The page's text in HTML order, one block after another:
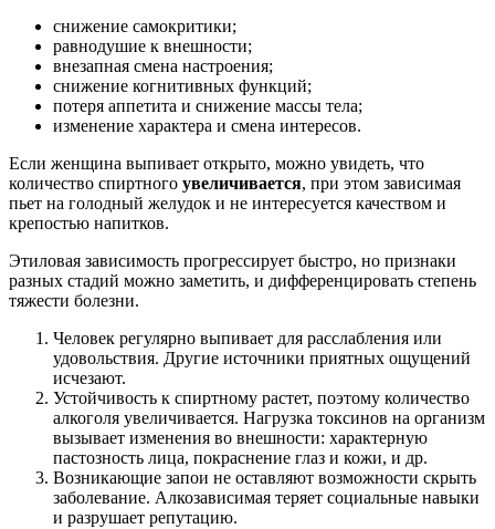
снижение самокритики;
равнодушие к внешности;
внезапная смена настроения;
снижение когнитивных функций;
потеря аппетита и снижение массы тела;
изменение характера и смена интересов.
Если женщина выпивает открыто, можно увидеть, что
количество спиртного увеличивается, при этом зависимая
пьет на голодный желудок и не интересуется качеством и
крепостью напитков.
Этиловая зависимость прогрессирует быстро, но признаки
разных стадий можно заметить, и дифференцировать степень
тяжести болезни.
Человек регулярно выпивает для расслабления или
удовольствия. Другие источники приятных ощущений
исчезают.
Устойчивость к спиртному растет, поэтому количество
алкоголя увеличивается. Нагрузка токсинов на организм
вызывает изменения во внешности: характерную
пастозность лица, покраснение глаз и кожи, и др.
Возникающие запои не оставляют возможности скрыть
заболевание. Алкозависимая теряет социальные навыки
и разрушает репутацию.